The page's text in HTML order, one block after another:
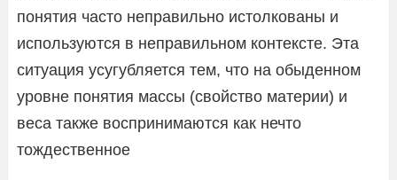
понятия часто неправильно истолкованы и
используются в неправильном контексте. Эта
ситуация усугубляется тем, что на обыденном
уровне понятия массы (свойство материи) и
веса также воспринимаются как нечто
тождественное